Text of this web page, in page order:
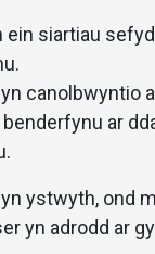
ein siartiau
canolbwyntio
ar
ystwyth, ond
yn adrodd ar